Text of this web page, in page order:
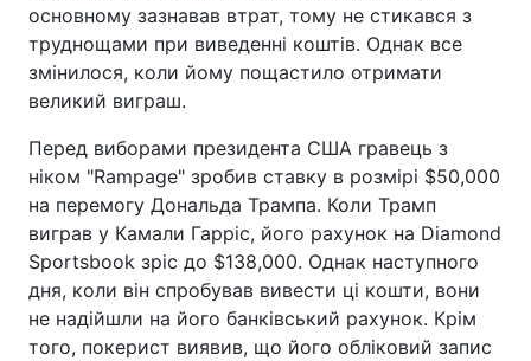
основному зазнавав втрат, тому не стикався з
труднощами при виведенні коштів. Однак все
змінилося, коли йому пощастило отримати
великий виграш.
Перед виборами президента США гравець з
ніком "Rampage" зробив ставку в розмірі $50,000
на перемогу Дональда Трампа. Коли Трамп
виграв у Камали Гарріс, його рахунок на Diamond
Sportsbook зріс до $138,000. Однак наступного
дня, коли він спробував вивести ці кошти, вони
не надійшли на його банківський рахунок. Крім
того, покерист виявив, що його обліковий запис